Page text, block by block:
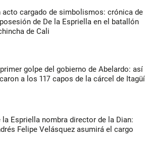
acto cargado de simbolismos: crónica de
de De la Espriella en el batallón
de Cali
golpe del gobierno de Abelardo: así
a los 117 capos de la cárcel de Itagüí
la Espriella nombra director de la Dian:
Felipe Velásquez asumirá el cargo